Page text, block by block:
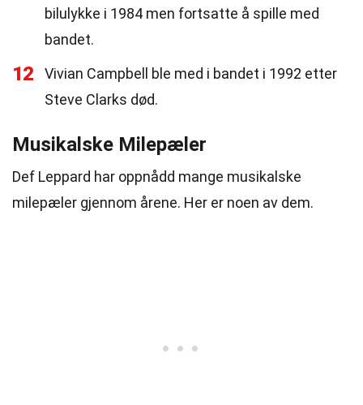
bilulykke i 1984 men fortsatte å spille med
bandet.
12
Vivian Campbell ble med i bandet i 1992 etter
Steve Clarks død.
Musikalske Milepæler
Def Leppard har oppnådd mange musikalske
milepæler gjennom årene. Her er noen av dem.